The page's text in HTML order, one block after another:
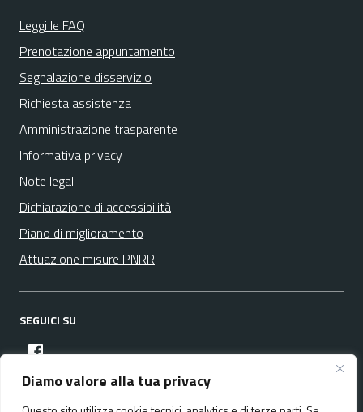
Diamo valore alla tua privacy
Leggi le FAQ
Prenotazione appuntamento
Segnalazione disservizio
Richiesta assistenza
Amministrazione trasparente
Informativa privacy
Note legali
Dichiarazione di accessibilità
Piano di miglioramento
Attuazione misure PNRR
SEGUICI SU
facebook